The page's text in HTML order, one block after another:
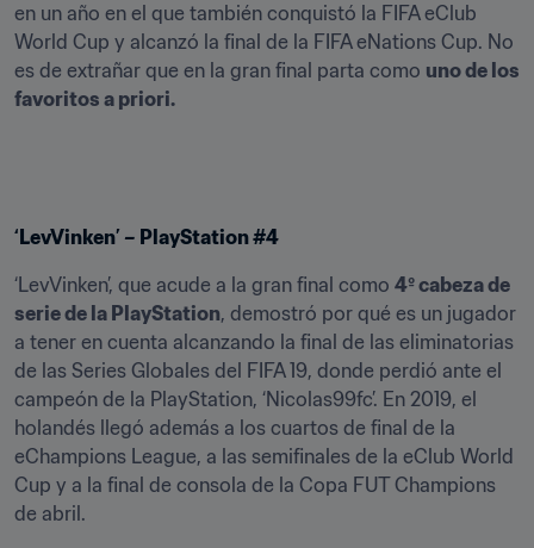
en un año en el que también conquistó la FIFA eClub
World Cup y alcanzó la final de la FIFA eNations Cup. No
es de extrañar que en la gran final parta como uno de los
favoritos a priori.
‘LevVinken’ – PlayStation #4
‘LevVinken’, que acude a la gran final como 4º cabeza de
serie de la PlayStation, demostró por qué es un jugador
a tener en cuenta alcanzando la final de las eliminatorias
de las Series Globales del FIFA 19, donde perdió ante el
campeón de la PlayStation, ‘Nicolas99fc’. En 2019, el
holandés llegó además a los cuartos de final de la
eChampions League, a las semifinales de la eClub World
Cup y a la final de consola de la Copa FUT Champions
de abril.